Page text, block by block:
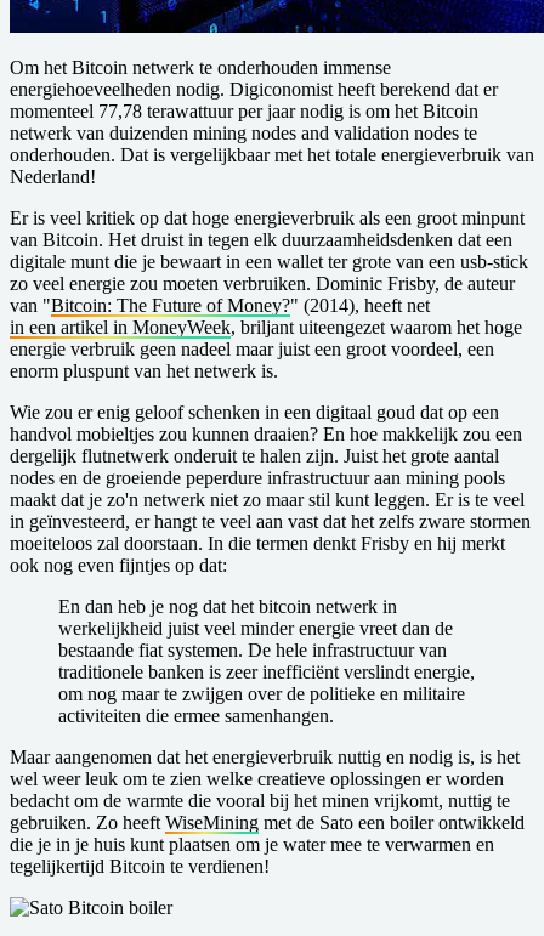
Om het Bitcoin netwerk te onderhouden immense
energiehoeveelheden nodig. Digiconomist heeft berekend dat er
momenteel 77,78 terawattuur per jaar nodig is om het Bitcoin
netwerk van duizenden mining nodes and validation nodes te
onderhouden. Dat is vergelijkbaar met het totale energieverbruik van
Nederland!
Er is veel kritiek op dat hoge energieverbruik als een groot minpunt
van Bitcoin. Het druist in tegen elk duurzaamheidsdenken dat een
digitale munt die je bewaart in een wallet ter grote van een usb-stick
zo veel energie zou moeten verbruiken. Dominic Frisby, de auteur
van "Bitcoin: The Future of Money?" (2014), heeft net
in een artikel in MoneyWeek, briljant uiteengezet waarom het hoge
energie verbruik geen nadeel maar juist een groot voordeel, een
enorm pluspunt van het netwerk is.
Wie zou er enig geloof schenken in een digitaal goud dat op een
handvol mobieltjes zou kunnen draaien? En hoe makkelijk zou een
dergelijk flutnetwerk onderuit te halen zijn. Juist het grote aantal
nodes en de groeiende peperdure infrastructuur aan mining pools
maakt dat je zo'n netwerk niet zo maar stil kunt leggen. Er is te veel
in geïnvesteerd, er hangt te veel aan vast dat het zelfs zware stormen
moeiteloos zal doorstaan. In die termen denkt Frisby en hij merkt
ook nog even fijntjes op dat:
En dan heb je nog dat het bitcoin netwerk in
werkelijkheid juist veel minder energie vreet dan de
bestaande fiat systemen. De hele infrastructuur van
traditionele banken is zeer inefficiënt verslindt energie,
om nog maar te zwijgen over de politieke en militaire
activiteiten die ermee samenhangen.
Maar aangenomen dat het energieverbruik nuttig en nodig is, is het
wel weer leuk om te zien welke creatieve oplossingen er worden
bedacht om de warmte die vooral bij het minen vrijkomt, nuttig te
gebruiken. Zo heeft WiseMining met de Sato een boiler ontwikkeld
die je in je huis kunt plaatsen om je water mee te verwarmen en
tegelijkertijd Bitcoin te verdienen!